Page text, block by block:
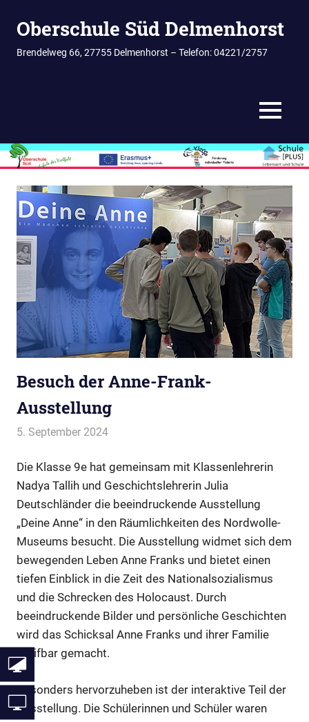
InhaltOberschule Süd Delmenhorst
Brendelweg 66, 27755 Delmenhorst – Telefon: 04221/2757
MENÜ
Besuch der Anne-Frank-
Ausstellung
5. September 2024
Die Klasse 9e hat gemeinsam mit Klassenlehrerin
Nadya Tallih und Geschichtslehrerin Julia
Deutschländer die beeindruckende Ausstellung
„Deine Anne“ in den Räumlichkeiten des Nordwolle-
Museums besucht. Die Ausstellung widmet sich dem
bewegenden Leben Anne Franks und bietet einen
tiefen Einblick in die Zeit des Nationalsozialismus
und die Schrecken des Holocaust. Durch
beeindruckende Bilder und persönliche Geschichten
wird das Schicksal Anne Franks und ihrer Familie
greifbar gemacht.
Besonders hervorzuheben ist der interaktive Teil der
Ausstellung. Die Schülerinnen und Schüler waren